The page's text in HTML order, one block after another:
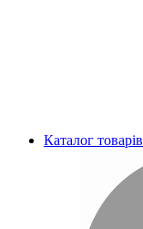
Каталог товарів